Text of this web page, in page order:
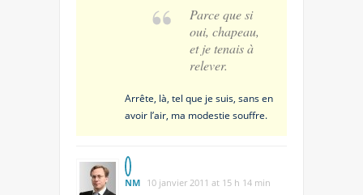
Parce que si
oui, chapeau,
et je tenais à
relever.
Arrête, là, tel que je suis, sans en
avoir l’air, ma modestie souffre.
NM 10 janvier 2011 at 15 h 14 min